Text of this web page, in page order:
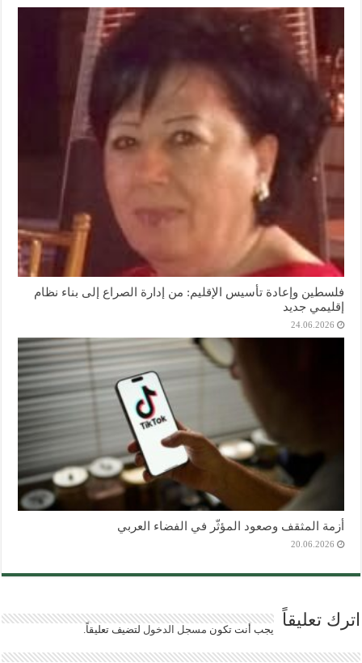
فلسطين وإعادة تأسيس الإقليم: من إدارة الصراع إلى بناء نظام
إقليمي جديد
24.06.2026
أزمة المثقف وصعود المؤثّر في الفضاء العربي
20.06.2026
اترك تعليقاً يجب أنت تكون مسجل الدخول لتضيف تعليقاً.